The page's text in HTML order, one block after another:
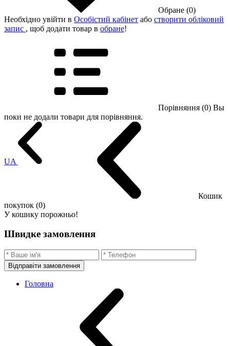
Обране (0)
Необхідно увійти в Особістий кабінет або створити обліковий
запис , щоб додати товар в обране!
Порівняння (0) Вы
поки не додали товари для порівняння.
UA
Кошик
покупок (0)
У кошику порожньо!
Швидке замовлення
Відправіти замовлення
Головна